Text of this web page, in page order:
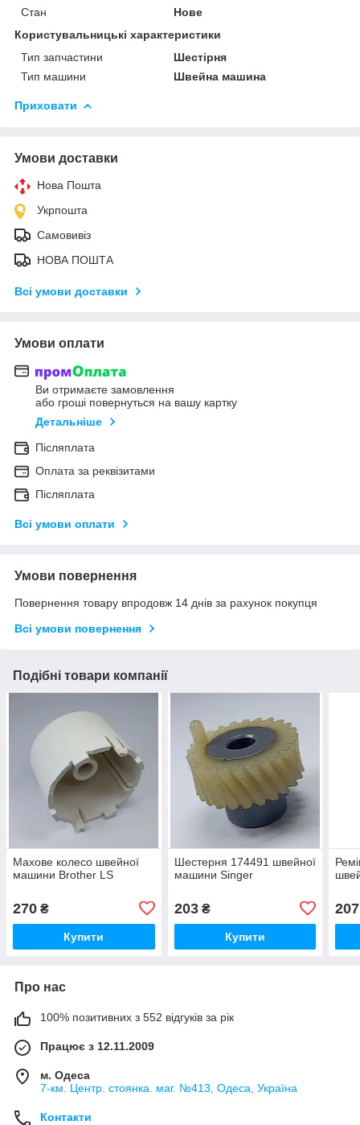
Стан
Нове
Користувальницькі характеристики
Тип запчастини
Шестірня
Тип машини
Швейна машина
Приховати
Умови доставки
Нова Пошта
Укрпошта
Самовивіз
НОВА ПОШТА
Всі умови доставки
Умови оплати
Ви отримаєте замовлення
або гроші повернуться на вашу картку
Детальніше
Післяплата
Оплата за реквізитами
Післяплата
Всі умови оплати
Умови повернення
Повернення товару впродовж 14 днів за рахунок покупця
Всі умови повернення
Подібні товари компанії
Махове колесо швейної
машини Brother LS
270 ₴
Купити
Шестерня 174491 швейної
машини Singer
203₴
Купити
207
Про нас
100% позитивних з 552 відгуків за рік
Працює з 12.11.2009
м. Одеса
7-км. Центр. стоянка. маг. №413, Одеса, Україна
Контакти